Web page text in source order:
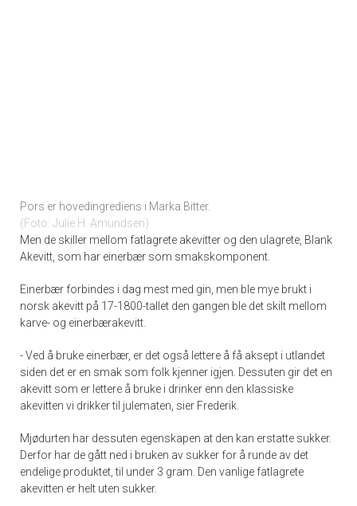
Pors er hovedingrediens i Marka Bitter.
Foto: Julie H. Amundsen
Men de skiller mellom fatlagrete akevitter og den ulagrete, Blank
Akevitt, som har einerbær som smakskomponent.
Einerbær forbindes i dag mest med gin, men ble mye brukt i
norsk akevitt på 17-1800-tallet den gangen ble det skilt mellom
karve- og einerbærakevitt.
- Ved å bruke einerbær, er det også lettere å få aksept i utlandet
siden det er en smak som folk kjenner igjen. Dessuten gir det en
akevitt som er lettere å bruke i drinker enn den klassiske
akevitten vi drikker til julematen, sier Frederik.
Mjødurten har dessuten egenskapen at den kan erstatte sukker.
Derfor har de gått ned i bruken av sukker for å runde av det
endelige produktet, til under 3 gram. Den vanlige fatlagrete
akevitten er helt uten sukker.